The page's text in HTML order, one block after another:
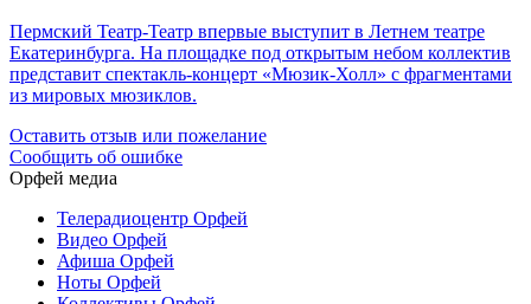
Пермский Театр-Театр впервые выступит в Летнем театре
Екатеринбурга. На площадке под открытым небом коллектив
представит спектакль-концерт «Мюзик-Холл» с фрагментами
из мировых мюзиклов.
Оставить отзыв или пожелание
Сообщить об ошибке
Орфей медиа
Телерадиоцентр Орфей
Видео Орфей
Афиша Орфей
Ноты Орфей